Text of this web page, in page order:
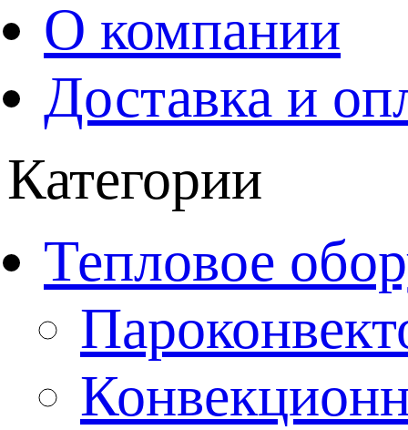
О компании
Доставка и
Категории
Тепловое